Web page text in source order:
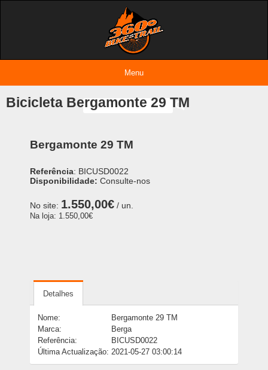
Entrar
Menu
Bicicleta Bergamonte 29 TM
Bergamonte 29 TM
Referência: BICUSD0022
Disponibilidade: Consulte-nos
No site: 1.550,00€ / un.
Na loja: 1.550,00€
Detalhes
Nome:
Bergamonte 29 TM
Marca:
Berga
Referência:
BICUSD0022
Última Actualização: 2021-05-27 03:00:14